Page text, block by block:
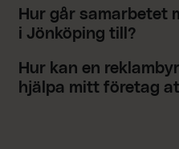
Hur går samarbetet
i Jönköping till?
Hur kan en
hjälpa mitt företag